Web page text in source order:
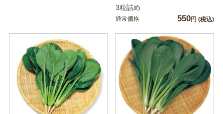
3粒詰め
通常価格 550円 (税込)